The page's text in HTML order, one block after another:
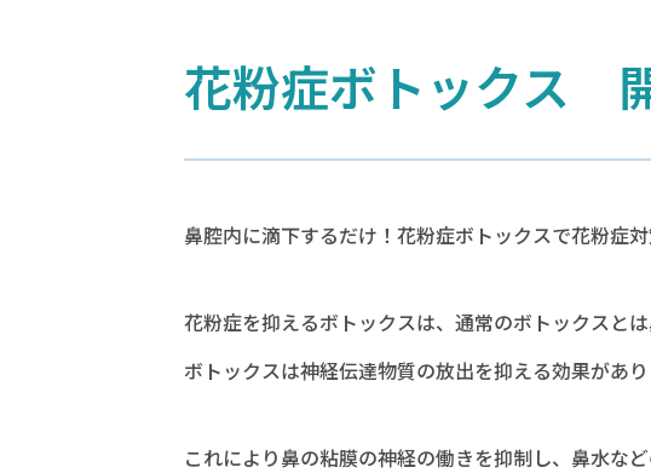
花粉症ボトックス
鼻腔内に滴下するだけ！花粉症ボトックスで花粉症
花粉症を抑えるボトックスは、通常のボトックスと
ボトックスは神経伝達物質の放出を抑える効果があり
これにより鼻の粘膜の神経の働きを抑制し、鼻水な